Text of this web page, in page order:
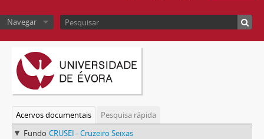
Navegar
Acervos documentais
Pesquisa rápida
Fundo CRUSEI - Cruzeiro Seixas